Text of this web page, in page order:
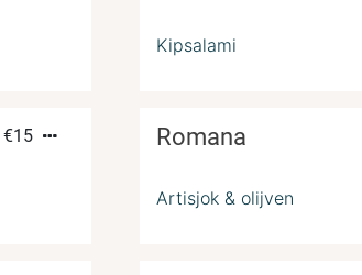
Kipsalami
€15 Romana
Artisjok & olijven